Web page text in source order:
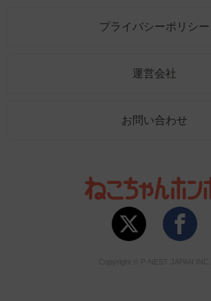
プライバシーポリシー
運営会社
お問い合わせ
Copyright © P-NEST JAPAN INC.